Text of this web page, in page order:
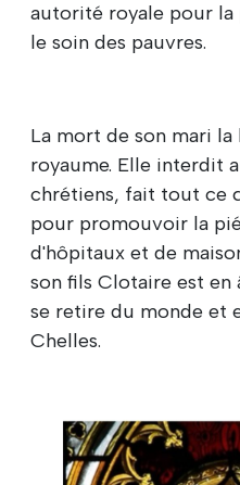
autorité royale pour
le soin des pauvres.
La mort de son mari la
royaume. Elle interdit
chrétiens, fait tout ce
pour promouvoir la
d'hôpitaux et de
son fils Clotaire est
se retire du monde et
Chelles.